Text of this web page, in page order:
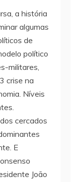
a história
algumas
de
político
militares,
crise na
Níveis
cercados
E
João